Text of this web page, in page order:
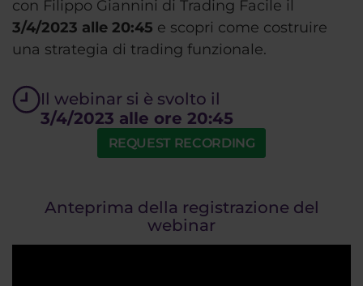
con Filippo Giannini di Trading Facile il
3/4/2023 alle 20:45 e scopri come costruire
una strategia di trading funzionale.
Il webinar si è svolto il
3/4/2023 alle ore 20:45
REQUEST RECORDING
Anteprima della registrazione del
webinar